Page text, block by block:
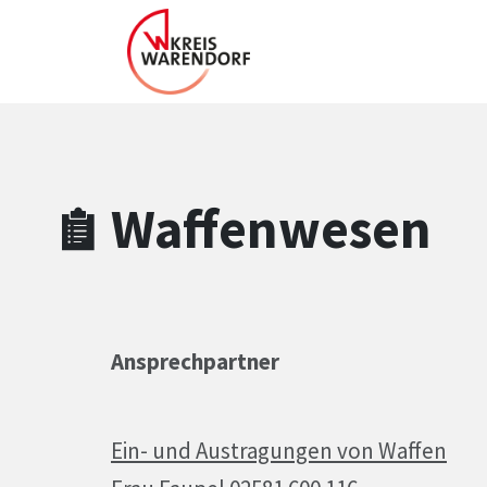
Zum Header
Zum Hauptinhalt
Zum Footer
Zum Hauptinhalt springen
Waffenwesen
Ansprechpartner
Ein- und Austragungen von Waffen